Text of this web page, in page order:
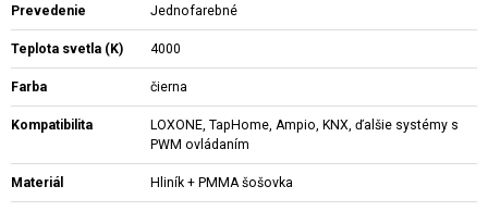
Prevedenie Jednofarebné
Teplota svetla (K) 4000
Farba čierna
Kompatibilita
LOXONE, TapHome, Ampio, KNX, ďalšie systémy s
PWM ovládaním
Materiál Hliník + PMMA šošovka